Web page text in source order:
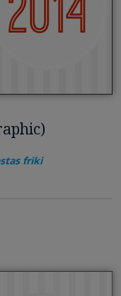
friki